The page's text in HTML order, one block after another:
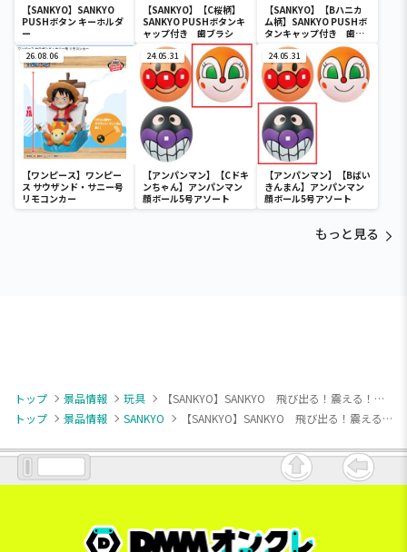
【SANKYO】SANKYO
PUSHボタン キーホルダ
ー
【SANKYO】【C桜柄】
SANKYO PUSHボタンキ
ャップ付き 歯ブラシ
【SANKYO】【Bハニカ
ム柄】SANKYO PUSHボ
タンキャップ付き 歯ブ
ラシ
26.08.06
【ワンピース】ワンピー
ス サウザンド・サニー号
リモコンカー
24.05.31
【アンパンマン】【Cドキ
ンちゃん】アンパンマン
顔ボール5号アソート
24.05.31
【アンパンマン】【Bばい
きんまん】アンパンマン
顔ボール5号アソート
もっと見る
トップ 景品情報 玩具
【SANKYO】SANKYO 飛び出る！震える！音が鳴る！PUSHボタン！
トップ
景品情報 SANKYO 【SANKYO】SANKYO 飛び出る！震える！音が鳴る！PUSHボタン！